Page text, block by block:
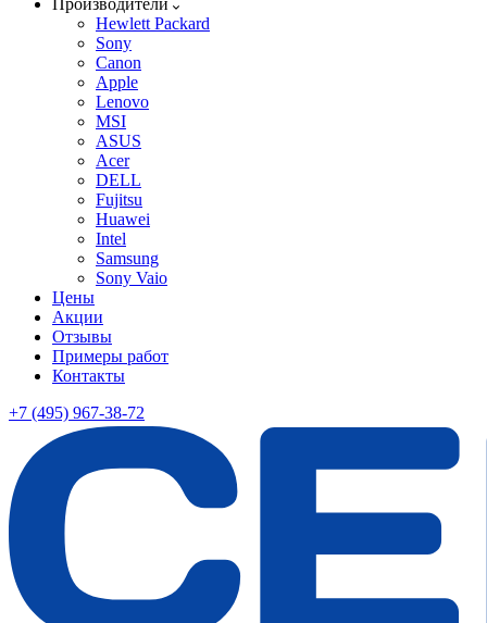
Производители
Hewlett Packard
Sony
Canon
Apple
Lenovo
MSI
ASUS
Acer
DELL
Fujitsu
Huawei
Intel
Samsung
Sony Vaio
Цены
Акции
Отзывы
Примеры работ
Контакты
+7 (495) 967-38-72